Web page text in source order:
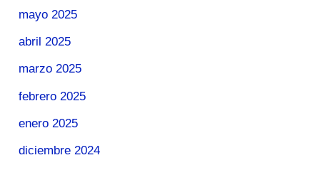
mayo 2025
abril 2025
marzo 2025
febrero 2025
enero 2025
diciembre 2024